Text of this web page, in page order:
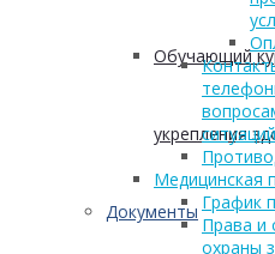
Обучающий
укрепления
Документы
ситуаций
Медицинская
График
Права и
охраны